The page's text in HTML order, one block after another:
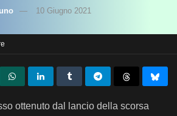
10 Giugno 2021
ottenuto dal lancio della scorsa